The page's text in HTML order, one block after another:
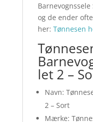
og de ender
her: Tønnesen
let 2 –
Navn:
2 – Sort
Mærke: